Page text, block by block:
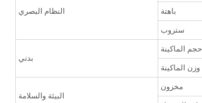
النظام البصري
باهتة
ستروب
بدني
حجم الماكينة
وزن الماكينة
البيئة والسلامة
مخزون